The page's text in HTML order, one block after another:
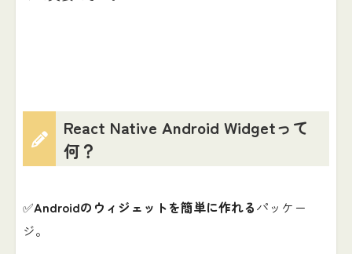
React Native Android Widgetって
何？
✅Androidのウィジェットを簡単に作れるパッケー
ジ。